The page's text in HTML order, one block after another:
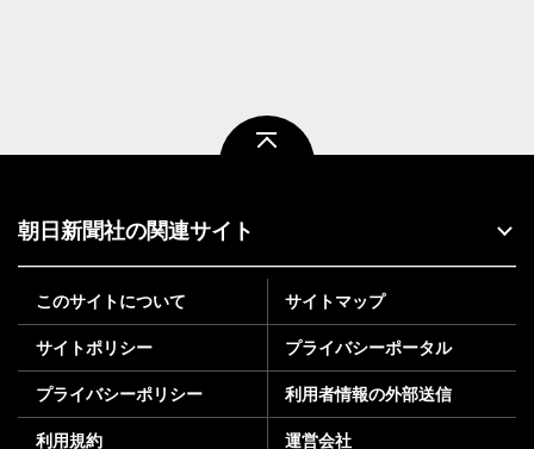
朝日新聞社の関連サイト
このサイトについて サイトマップ
サイトポリシー プライバシーポータル
プライバシーポリシー 利用者情報の外部送信
利用規約 運営会社